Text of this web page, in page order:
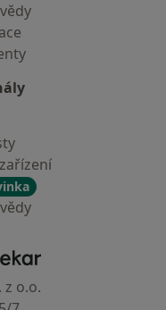
- Hlavní stránka
z o.o.